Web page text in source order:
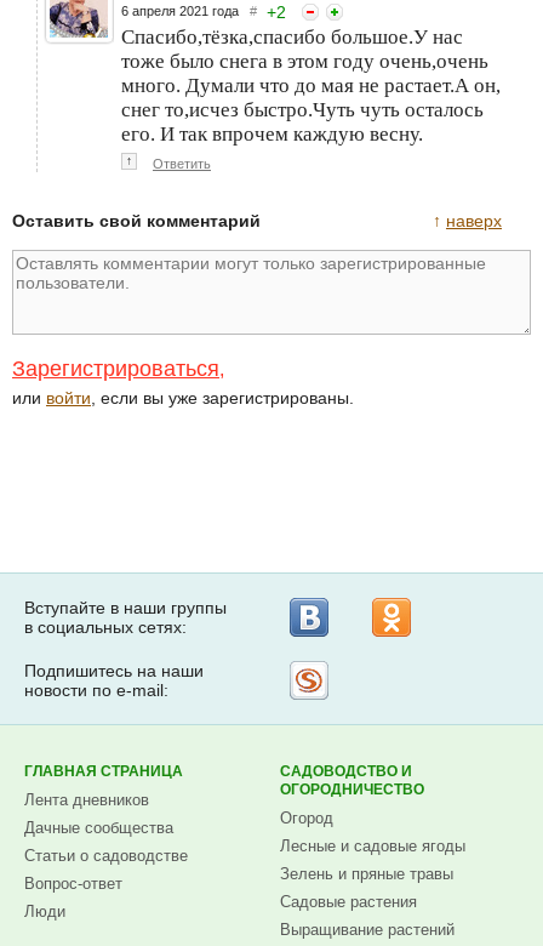
6 апреля 2021 года # +2
Спасибо,тёзка,спасибо большое.У нас
тоже было снега в этом году очень,очень
много. Думали что до мая не растает.А он,
снег то,исчез быстро.Чуть чуть осталось
его. И так впрочем каждую весну.
↑ Ответить
↑ наверх
Оставить свой комментарий
Зарегистрироваться,
или войти , если вы уже зарегистрированы.
Вступайте в наши группы
в социальных сетях:
Подпишитесь на наши
новости по e-mail:
ГЛАВНАЯ СТРАНИЦА
Лента дневников
Дачные сообщества
Статьи о садоводстве
Вопрос-ответ
Люди
САДОВОДСТВО И
ОГОРОДНИЧЕСТВО
Огород
Лесные и садовые ягоды
Зелень и пряные травы
Садовые растения
Выращивание растений